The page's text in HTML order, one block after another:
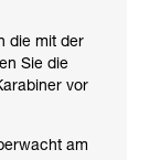
die mit der
Sie die
vor
am